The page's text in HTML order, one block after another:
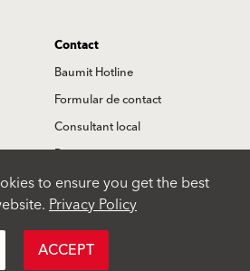
Contact
Baumit Hotline
Formular de contact
Consultant local
Partneri
Locatii
International
Politica de Confidentialitate
to ensure you get the best
Privacy Policy
ACCEPT